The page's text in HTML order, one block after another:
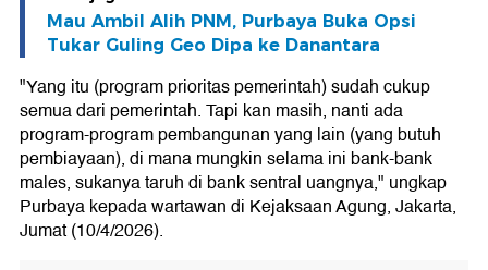
Mau Ambil Alih PNM, Purbaya Buka Opsi
Tukar Guling Geo Dipa ke Danantara
"Yang itu (program prioritas pemerintah) sudah cukup
semua dari pemerintah. Tapi kan masih, nanti ada
program-program pembangunan yang lain (yang butuh
pembiayaan), di mana mungkin selama ini bank-bank
males, sukanya taruh di bank sentral uangnya," ungkap
Purbaya kepada wartawan di Kejaksaan Agung, Jakarta,
Jumat (10/4/2026).